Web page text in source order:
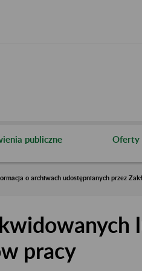
publiczne Oferty
o archiwach udostępnianych przez
pracy